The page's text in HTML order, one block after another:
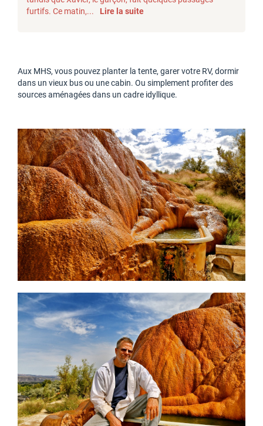
furtifs. Ce matin,...
Lire la suite
Aux MHS, vous pouvez planter la tente, garer votre RV, dormir
dans un vieux bus ou une cabin. Ou simplement profiter des
sources aménagées dans un cadre idyllique.